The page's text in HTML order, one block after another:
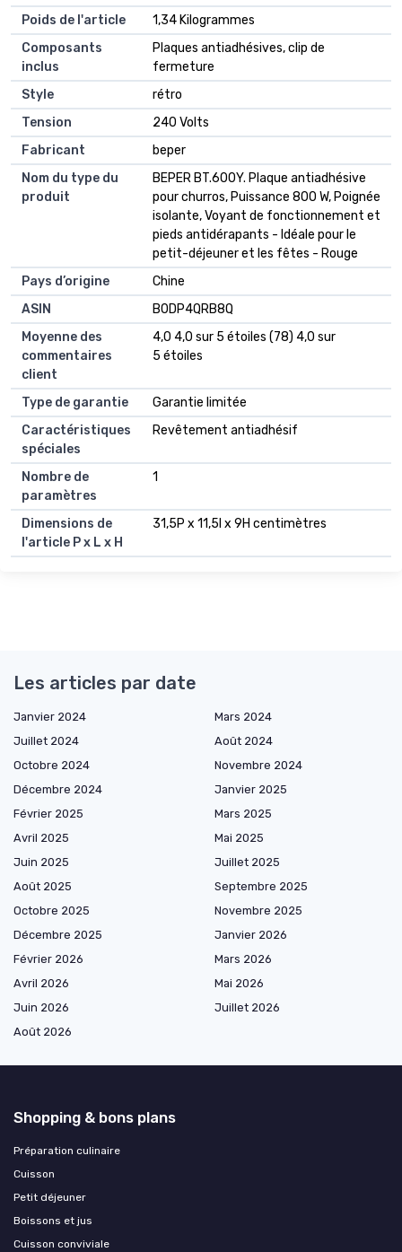
Poids de l'article
1,34 Kilogrammes
Composants
inclus
Plaques antiadhésives, clip de
fermeture
Style
rétro
Tension
240 Volts
Fabricant
beper
Nom du type du
produit
BEPER BT.600Y. Plaque antiadhésive
pour churros, Puissance 800 W, Poignée
isolante, Voyant de fonctionnement et
pieds antidérapants - Idéale pour le
petit-déjeuner et les fêtes - Rouge
Pays d’origine
Chine
ASIN
B0DP4QRB8Q
Moyenne des
commentaires
client
4,0 4,0 sur 5 étoiles (78) 4,0 sur
5 étoiles
Type de garantie
Garantie limitée
Caractéristiques
spéciales
Revêtement antiadhésif
Nombre de
paramètres
1
Dimensions de
l'article P x L x H
31,5P x 11,5l x 9H centimètres
Les articles par date
Janvier 2024
Mars 2024
Juillet 2024
Août 2024
Octobre 2024
Novembre 2024
Décembre 2024
Janvier 2025
Février 2025
Mars 2025
Avril 2025
Mai 2025
Juin 2025
Juillet 2025
Août 2025
Septembre 2025
Octobre 2025
Novembre 2025
Décembre 2025
Janvier 2026
Février 2026
Mars 2026
Avril 2026
Mai 2026
Juin 2026
Juillet 2026
Août 2026
Shopping & bons plans
Préparation culinaire
Cuisson
Petit déjeuner
Boissons et jus
Cuisson conviviale